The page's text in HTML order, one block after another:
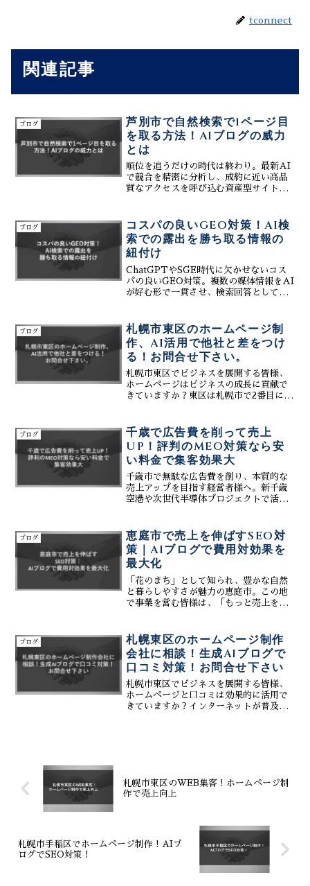
tconnect
関連記事
ブログ
芦別市で自然検索で1ページ目
を取る方法！AIブログの威力
とは
順位を追うだけの時代は終わり。最新AI
で競合を精密に分析し、成約に近い高品
質なアクセスを呼び込む資産型サイトを
長期的な集客基盤を確立する戦略的な運
用手法を詳しく公開。
ブログ
コスパの良いGEO対策！AI検
索での露出を勝ち取る情報の
紐付け
ChatGPTやSGE時代に欠かせないコス
パの良いGEO対策。複数の媒体情報をAI
が好む形で一貫させ、検索回答としての
代の検索エンジン最適化手法を詳しくご
紹介します。
ブログ
札幌市東区のホームページ制
作、AI活用で他社と差をつけ
る！お問合せ下さい。
札幌市東区でビジネスを展開する皆様、
ホームページはビジネスの成長に貢献で
きていますか？東区は札幌市で2番目に人
けるためには、ホームページの存在が不
可欠です。特に、AIを...
ブログ
千歳で広告費を削って売上
UP！評判のMEO対策なら安
い料金で集客効果大
千歳市で無駄な広告費を削り、本質的な
売上アップを目指す経営者様へ。新千歳
空港や次世代半導体プロジェクトで活気
会社ティーコネクトは、評判のMEO対策
を軸に、安い料金で集客効果を最大化す
る専門チームです。MEOで足元を固め、
最新のGEO対策（AI検索最適化）へ拡張
することで、広告に頼らずとも「選ばれ
る仕組み」を構築。SEO、SNS、CMSを
統合した次世代の戦略をご提案します。
無料相談・見積もり承り中。
ブログ
恵庭市で売上を伸ばすSEO対
策｜AIブログで費用対効果を
最大化
「花のまち」として知られ、豊かな自然
と暮らしやすさが魅力の恵庭市。この地
で事業を営む皆様は、「もっと売上を伸
ち手の一つが、インターネット検索から
の集客を増やす「SEO対...
ブログ
札幌東区のホームページ制作
会社に相談！生成AIブログで
口コミ対策！お問合せ下さい
札幌市東区でビジネスを展開する皆様、
ホームページと口コミは効果的に活用で
きていますか？インターネットが普及し
札幌市東区のWEB集客！ホームページ制
作で売上向上
札幌市手稲区でホームページ制作！AIブ
ログでSEO対策！